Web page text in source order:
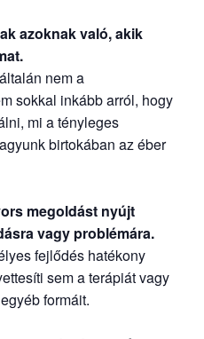
azoknak való, akik
nem a
sokkal inkább arról, hogy
mi a tényleges
birtokában az éber
megoldást nyújt
vagy problémára.
fejlődés hatékony
sem a terápiát vagy
formáit.